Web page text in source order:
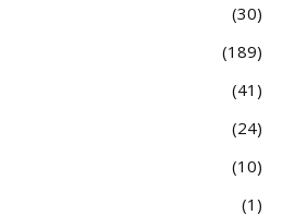
30
189
41
24
10
1